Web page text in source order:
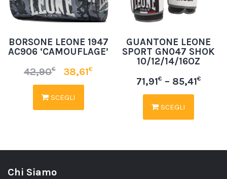
BORSONE LEONE 1947
AC906 ‘CAMOUFLAGE’
42,90€ 38,61€
SCEGLI
GUANTONE LEONE
SPORT GN047 SHOK
10/12/14/16OZ
71,91€ – 85,41€
SCEGLI
Chi Siamo